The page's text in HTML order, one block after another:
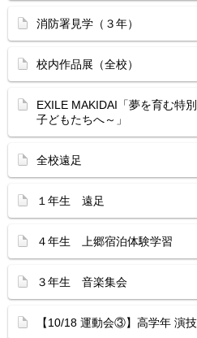
消防署見学（３年）
校内作品展（全校）
EXILE MAKIDAI「夢を育む特
子どもたちへ～」
全校遠足
１年生 遠足
４年生 上郷宿泊体験学習
３年生 音楽集会
【10/18 運動会③】高学年 演